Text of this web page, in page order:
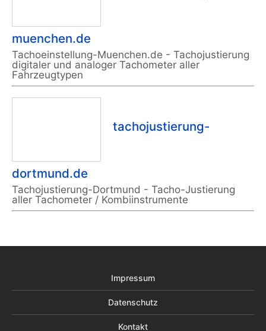
muenchen.de
Tachoeinstellung-Muenchen.de - Tachojustierung
digitaler und analoger Tachometer aller
Fahrzeugtypen
tachojustierung-
dortmund.de
Tachojustierung-Dortmund - Tacho-Justierung
aller Tachometer / Kombiinstrumente
Impressum
Datenschutz
Kontakt